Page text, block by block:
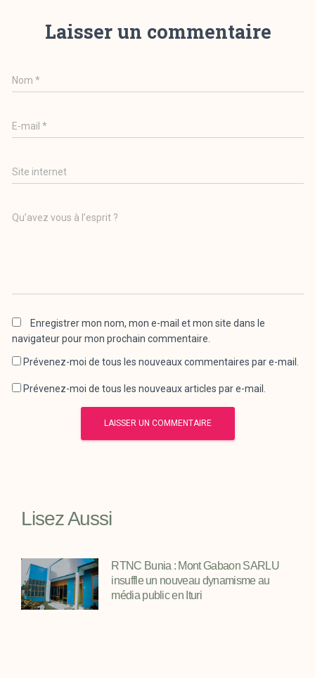
Laisser un commentaire
Nom*
E-mail*
Site internet
Qu’avez vous à l’esprit ?
Enregistrer mon nom, mon e-mail et mon site dans le
navigateur pour mon prochain commentaire.
Prévenez-moi de tous les nouveaux commentaires par e-mail.
Prévenez-moi de tous les nouveaux articles par e-mail.
Lisez Aussi
RTNC Bunia : Mont Gabaon SARLU
insuffle un nouveau dynamisme au
média public en Ituri